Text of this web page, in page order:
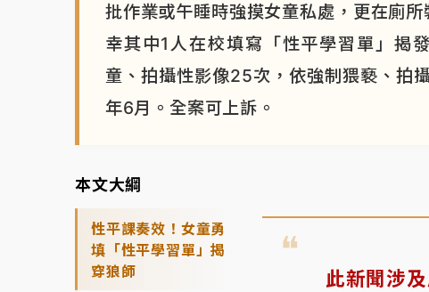
批作業或午睡時強摸女童私處，更在廁
幸其中1人在校填寫「性平學習單」揭
童、拍攝性影像25次，依強制猥褻、拍
年6月。全案可上訴。
本文大綱
性平課奏效！女童勇
填「性平學習單」揭
穿狼師
此新聞涉